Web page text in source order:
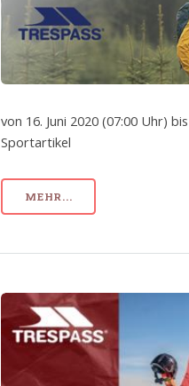
von 16. Juni 2020 (07:00 Uhr)
Sportartikel
MEHR...